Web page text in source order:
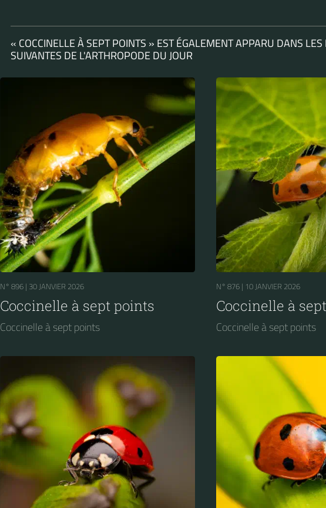
« COCCINELLE À SEPT POINTS » EST ÉGALEMENT APPARU DANS LES
SUIVANTES DE L'ARTHROPODE DU JOUR
N° 896 | 30 JANVIER 2026
Coccinelle à sept points
Coccinelle à sept points
N° 876 | 10 JANVIER 2026
Coccinelle à
Coccinelle à sept points